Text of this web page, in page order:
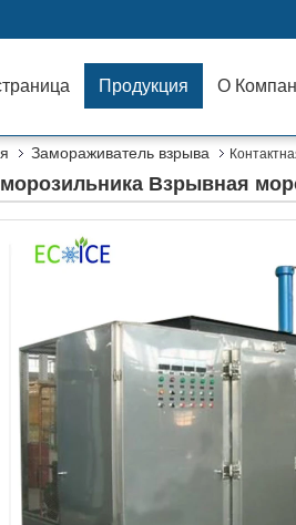
Продукция О
Замораживатель взрыва
морозильника Взрывная